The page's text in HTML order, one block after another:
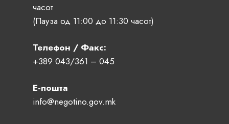
часот
(Пауза од 11:00 до 11:30 часот)
Телефон / Факс:
+389 043/361 – 045
Е-пошта
info@negotino.gov.mk